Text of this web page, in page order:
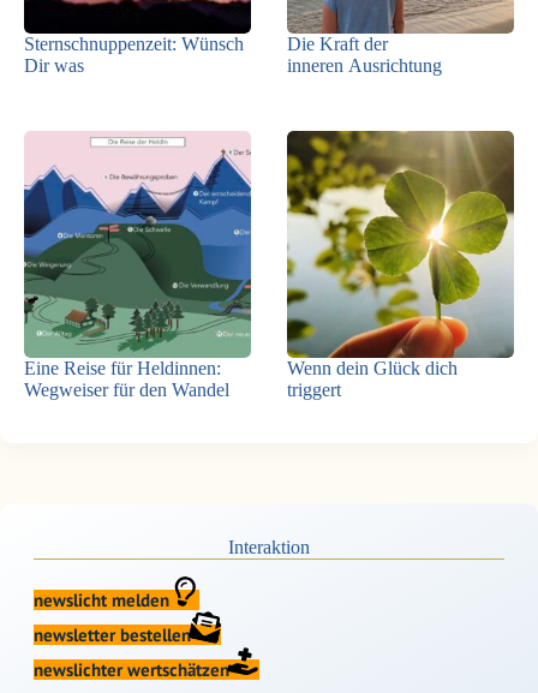
Sternschnuppenzeit: Wünsch
Dir was
Die Kraft der
inneren Ausrichtung
Eine Reise für Heldinnen:
Wegweiser für den Wandel
Wenn dein Glück dich
triggert
Interaktion
newslicht melden
newsletter bestellen
newslichter wertschätzen